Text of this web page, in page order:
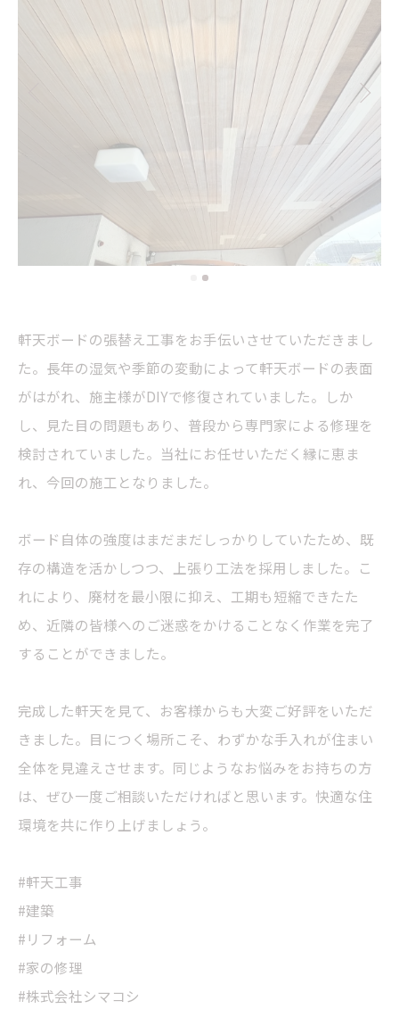
軒天ボードの張替え工事をお手伝いさせていただきまし
た。長年の湿気や季節の変動によって軒天ボードの表面
がはがれ、施主様がDIYで修復されていました。しか
し、見た目の問題もあり、普段から専門家による修理を
検討されていました。当社にお任せいただく縁に恵ま
れ、今回の施工となりました。
ボード自体の強度はまだまだしっかりしていたため、既
存の構造を活かしつつ、上張り工法を採用しました。こ
れにより、廃材を最小限に抑え、工期も短縮できたた
め、近隣の皆様へのご迷惑をかけることなく作業を完了
することができました。
完成した軒天を見て、お客様からも大変ご好評をいただ
きました。目につく場所こそ、わずかな手入れが住まい
全体を見違えさせます。同じようなお悩みをお持ちの方
は、ぜひ一度ご相談いただければと思います。快適な住
環境を共に作り上げましょう。
#軒天工事
#建築
#リフォーム
#家の修理
#株式会社シマコシ